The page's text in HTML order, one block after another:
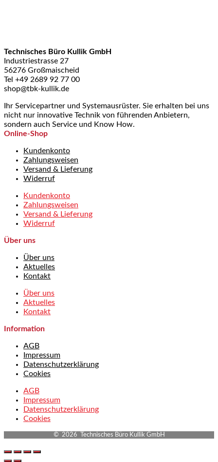
Technisches Büro Kullik GmbH
Industriestrasse 27
56276 Großmaischeid
Tel +49 2689 92 77 00
shop@tbk-kullik.de
Ihr Servicepartner und Systemausrüster. Sie erhalten bei uns
nicht nur innovative Technik von führenden Anbietern,
sondern auch Service und Know How.
Online-Shop
Kundenkonto
Zahlungsweisen
Versand & Lieferung
Widerruf
Kundenkonto
Zahlungsweisen
Versand & Lieferung
Widerruf
Über uns
Über uns
Aktuelles
Kontakt
Über uns
Aktuelles
Kontakt
Information
AGB
Impressum
Datenschutzerklärung
Cookies
AGB
Impressum
Datenschutzerklärung
Cookies
© 2026 Technisches Büro Kullik GmbH